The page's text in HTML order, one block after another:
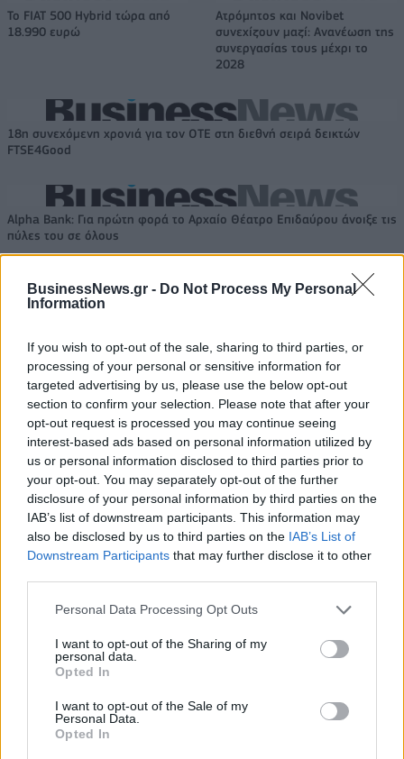
BusinessNews.gr - Do Not Process My Personal
Information
If you wish to opt-out of the sale, sharing to third parties, or
processing of your personal or sensitive information for
targeted advertising by us, please use the below opt-out
section to confirm your selection. Please note that after your
opt-out request is processed you may continue seeing
interest-based ads based on personal information utilized by
us or personal information disclosed to third parties prior to
your opt-out. You may separately opt-out of the further
disclosure of your personal information by third parties on the
IAB’s list of downstream participants. This information may
also be disclosed by us to third parties on the IAB’s List of
Downstream Participants that may further disclose it to other
Personal Data Processing Opt Outs
I want to opt-out of the Sharing of my
personal data.
Opted In
I want to opt-out of the Sale of my
Personal Data.
Opted In
Το FIAT 500 Hybrid τώρα από
18.990 ευρώ
Ατρόμητος και Novibet
συνεχίζουν μαζί: Ανανέωση της
συνεργασίας τους μέχρι το
2028
18η συνεχόμενη χρονιά για τον ΟΤΕ στη διεθνή σειρά δεικτών
FTSE4Good
Alpha Bank: Για πρώτη φορά το Αρχαίο Θέατρο Επιδαύρου άνοιξε τις
πύλες του σε όλους
ΠΕΡΙΣΣΌΤΕΡΑ ΣΕ ΑΥΤΉ ΤΗΝ ΚΑΤΗΓΟΡΊΑ
Σουηδία: Διαδήλωση στο
Μάλμε κατά της
συμμετοχής του Ισραήλ
στη Γιουροβίζιον
09/05/2024 - 19:26
Βρετανία: «Μου επέτρεψαν
να βγω από το κλουβί
μου» αστειεύτηκε ο
βασιλιάς Κάρολος